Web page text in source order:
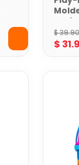
$39.
$ 31.